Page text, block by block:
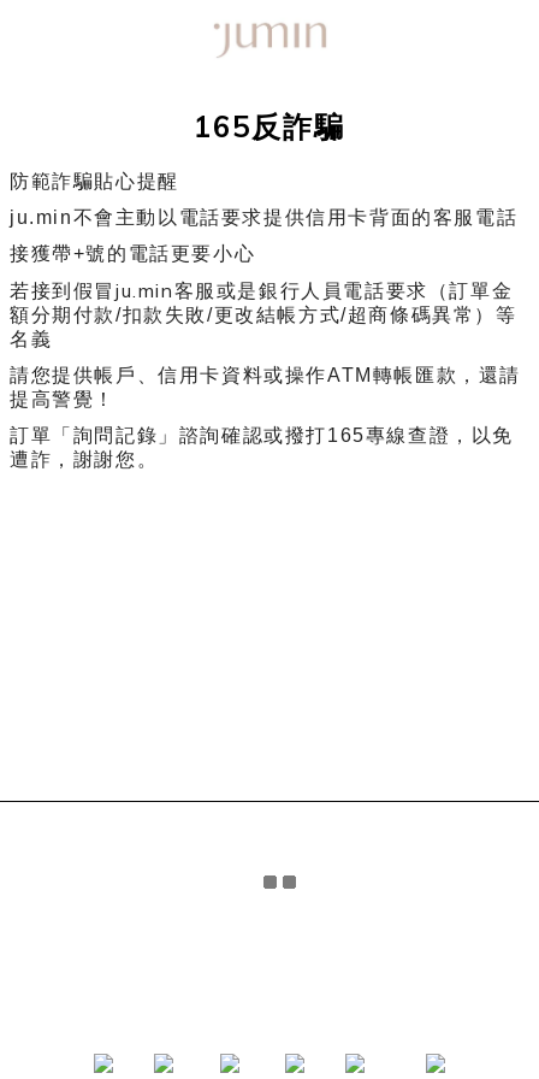
165反詐騙
防範詐騙貼心提醒
ju.min不會主動以電話要求提供信用卡背面的客服電話
接獲帶+號的電話更要小心
若接到假冒 ju.min客服或是銀行人員電話要求（訂單金
額分期付款/扣款失敗/更改結帳方式/超商條碼異常）等
名義
請您提供帳戶、信用卡資料或操作ATM轉帳匯款，還請
提高警覺！
訂單「詢問記錄」諮詢確認或撥打165專線查證，以免
遭詐，謝謝您。